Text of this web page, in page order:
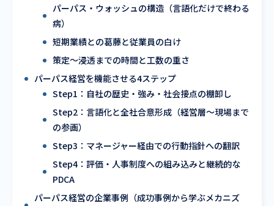
パーパス・ウォッシュの構造（言語化だけで終わる
病）
短期業績との葛藤と従業員の白け
策定〜浸透までの時間と工数の重さ
パーパス経営を機能させる4ステップ
Step1：自社の歴史・強み・社会接点の棚卸し
Step2：言語化と全社合意形成（経営層〜現場まで
の参画）
Step3：マネージャー経由での行動指針への翻訳
Step4：評価・人事制度への組み込みと継続的な
PDCA
パーパス経営の企業事例（成功事例から学ぶメカニズ